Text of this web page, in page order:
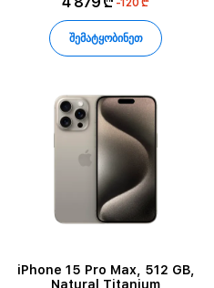
შემატყობინეთ
iPhone 15 Pro Max, 512 GB,
Natural Titanium